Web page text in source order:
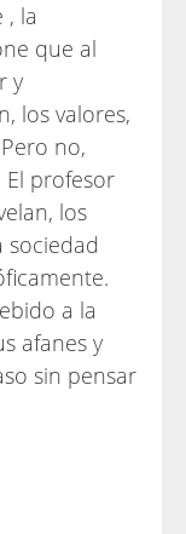
la
que al
y
los valores,
no,
profesor
los
sociedad
a la
afanes y
sin pensar